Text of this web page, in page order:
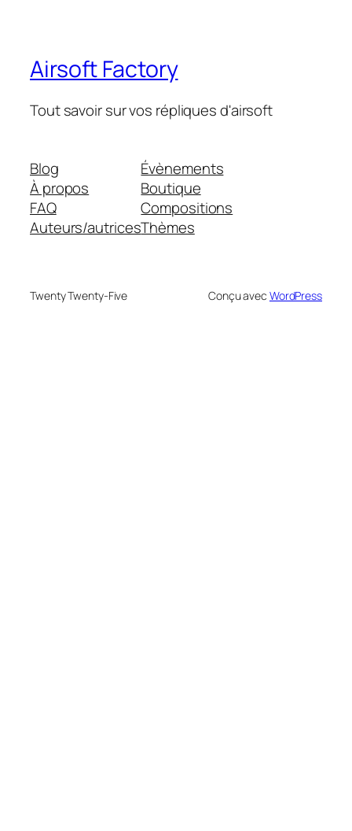
Airsoft Factory
Tout savoir sur vos répliques d'airsoft
Blog
À propos
FAQ
Auteurs/autrices
Évènements
Boutique
Compositions
Thèmes
Twenty Twenty-Five Conçu avec WordPress